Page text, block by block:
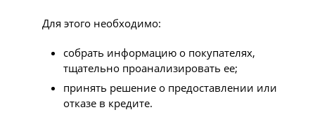
Для этого необходимо:
собрать информацию о покупателях,
тщательно проанализировать ее;
принять решение о предоставлении или
отказе в кредите.